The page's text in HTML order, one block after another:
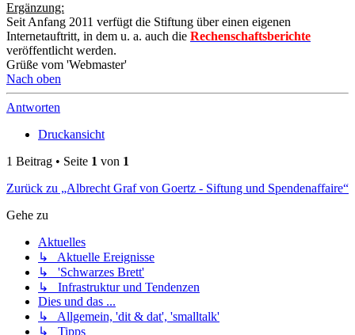
Ergänzung:
Seit Anfang 2011 verfügt die Stiftung über einen eigenen
Internetauftritt, in dem u. a. auch die Rechenschaftsberichte
veröffentlicht werden.
Grüße vom 'Webmaster'
Nach oben
Antworten
Druckansicht
1 Beitrag • Seite 1 von 1
Zurück zu „Albrecht Graf von Goertz - Siftung und Spendenaffaire“
Gehe zu
Aktuelles
↳ Aktuelle Ereignisse
↳ 'Schwarzes Brett'
↳ Infrastruktur und Tendenzen
Dies und das ...
↳ Allgemein, 'dit & dat', 'smalltalk'
↳ Tipps